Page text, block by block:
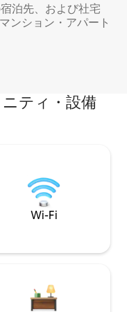
泊先、および社宅
ンション・アパート
ティ・設備
Wi-Fi